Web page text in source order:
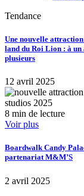
Tendance
Une nouvelle
land du Roi Lion : à un
plusieurs
12 avril 2025
8 min de lecture
Voir plus
Boardwalk Candy
partenariat M&M’S
2 avril 2025